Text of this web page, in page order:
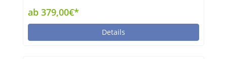
ab 379,00€*
Details